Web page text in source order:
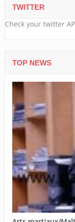
TWITTER
Check your twitter
TOP NEWS